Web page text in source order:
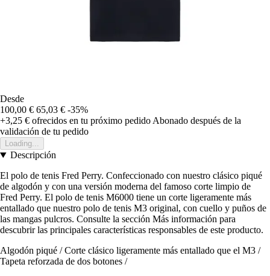
Desde
100,00 € 65,03 € -35%
+3,25 € ofrecidos en tu próximo pedido Abonado después de la
validación de tu pedido
Loading...
Descripción
El polo de tenis Fred Perry. Confeccionado con nuestro clásico piqué
de algodón y con una versión moderna del famoso corte limpio de
Fred Perry. El polo de tenis M6000 tiene un corte ligeramente más
entallado que nuestro polo de tenis M3 original, con cuello y puños de
las mangas pulcros. Consulte la sección Más información para
descubrir las principales características responsables de este producto.
Algodón piqué / Corte clásico ligeramente más entallado que el M3 /
Tapeta reforzada de dos botones /